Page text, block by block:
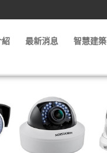
紹 最新消息 智慧建築